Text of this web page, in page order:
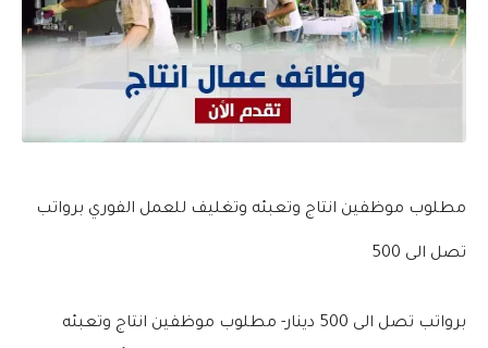
مطلوب موظفين انتاج وتعبئه وتغليف للعمل الفوري برواتب
تصل الى 500
برواتب تصل الى 500 دينار- مطلوب موظفين انتاج وتعبئه